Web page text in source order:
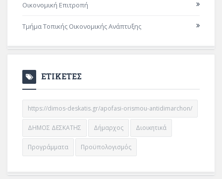
Οικονομική Επιτροπή
Τμήμα Τοπικής Οικονομικής Ανάπτυξης
ΕΤΙΚΕΤΕΣ
https://dimos-deskatis.gr/apofasi-orismou-antidimarchon/
ΔΗΜΟΣ ΔΕΣΚΑΤΗΣ Δήμαρχος Διοικητικά
Προγράμματα Προϋπολογισμός